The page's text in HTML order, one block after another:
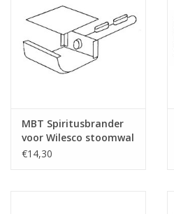
MBT Spiritusbrander
voor Wilesco stoomwal
- Bouwtekening Schaal
€14,30